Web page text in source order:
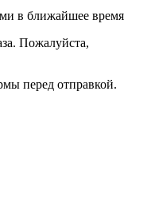
в ближайшее время
Пожалуйста,
перед отправкой.